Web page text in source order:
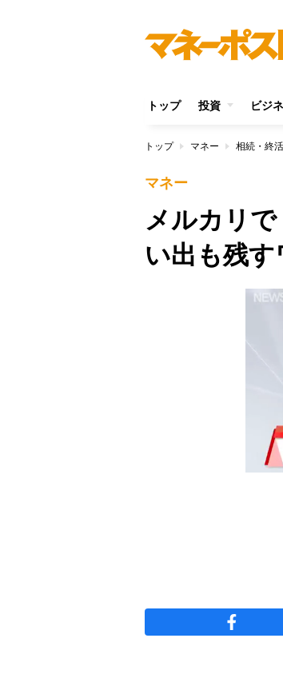
トップ 投資 ビジ
トップ マネー 相続・終活
マネー
メルカリ
い出も残す